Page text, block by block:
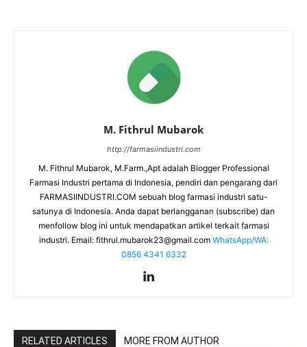
M. Fithrul Mubarok
http://farmasiindustri.com
M. Fithrul Mubarok, M.Farm.,Apt adalah Blogger Professional
Farmasi Industri pertama di Indonesia, pendiri dan pengarang dari
FARMASIINDUSTRI.COM sebuah blog farmasi industri satu-
satunya di Indonesia. Anda dapat berlangganan (subscribe) dan
menfollow blog ini untuk mendapatkan artikel terkait farmasi
industri. Email: fithrul.mubarok23@gmail.com WhatsApp/WA:
0856 4341 6332
RELATED ARTICLES MORE FROM AUTHOR